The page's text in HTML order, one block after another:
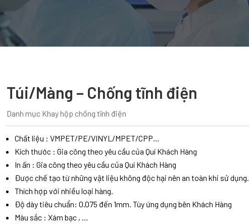
Túi/Màng – Chống tĩnh điện
Danh mục Khay hộp chống tĩnh điện
Chất liệu : VMPET/PE/VINYL/MPET/CPP…
Kích thước : Gia công theo yêu cầu của Quí Khách Hàng
In ấn : Gia công theo yêu cầu của Quí Khách Hàng
Được chế tạo từ những vật liệu không độc hại nên an toàn khi sử dụng.
Thích hợp với nhiều loại hàng.
Độ dày tiêu chuẩn: 0.075 đến 1mm. Tùy ứng dụng bên Khách Hàng
Màu sắc : Xám bạc , …